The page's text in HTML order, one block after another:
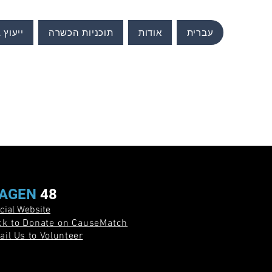
עברית אודות תוכניות הכשרה
48
Website
to Donate on CauseMatch
Us to Volunteer